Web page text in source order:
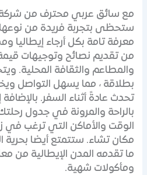
مع سائق عربي محترف من
ستحظى بتجربة فريدة من
معرفة تامة بكل أرجاء إيطاليا
من تقديم نصائح وتوجيهات
والمطاعم والثقافة المحلية.
بطلاقة ، مما يسهل التواصل
تحدث عادةً أثناء السفر.
بالراحة والمرونة في جدول
الوقت والأماكن التي ترغب في
مكان تشاء. ستتمتع أيضا بحرية
ما تقدمه المدن الإيطالية من
ومأكولات شهية.